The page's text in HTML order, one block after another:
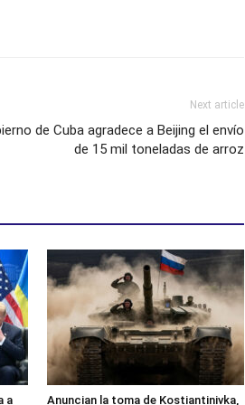
Next article
de Cuba agradece a Beijing el envío
de 15 mil toneladas de arroz
a
Anuncian la toma de Kostiantinivka,